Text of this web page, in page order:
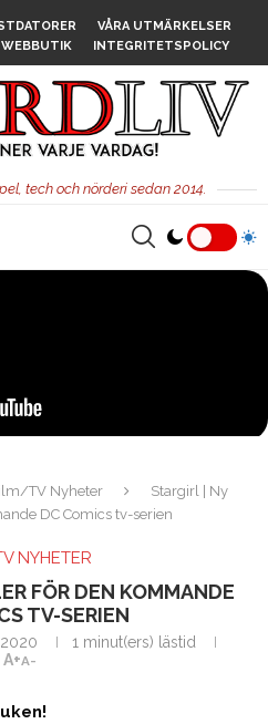
VÅRA UTMÄRKELSER
WEBBUTIK INTEGRITETSPOLICY
tech och nörderi sedan 2014.
TV Nyheter
Stargirl | Ny
DC Comics tv-serien
NYHETER
FÖR DEN KOMMANDE
TV-SERIEN
1 minut(ers) lästid
A+A-